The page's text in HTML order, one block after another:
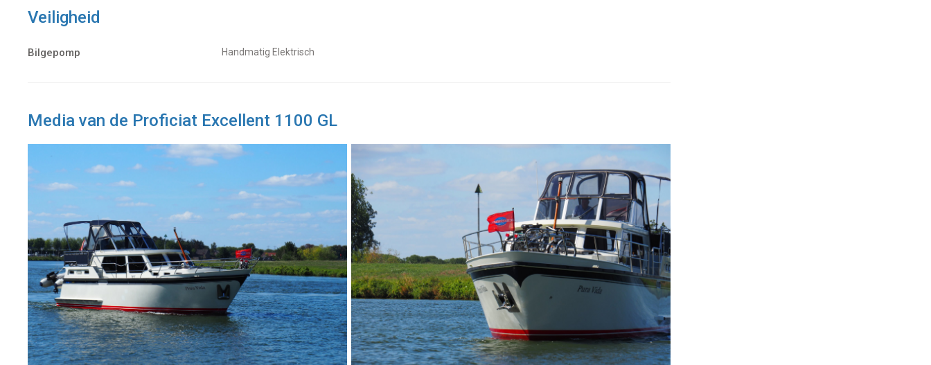
Veiligheid
Bilgepomp Handmatig Elektrisch
Media van de Proficiat Excellent 1100 GL